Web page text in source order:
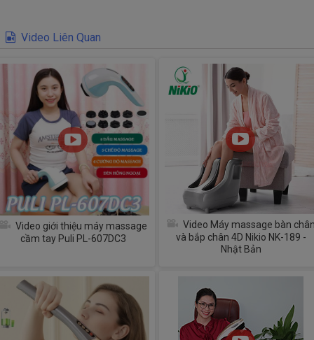
Video Liên Quan
Video giới thiệu máy massage
cầm tay Puli PL-607DC3
Video Máy massage bàn
và bắp chân 4D Nikio NK-189 -
Nhật Bản